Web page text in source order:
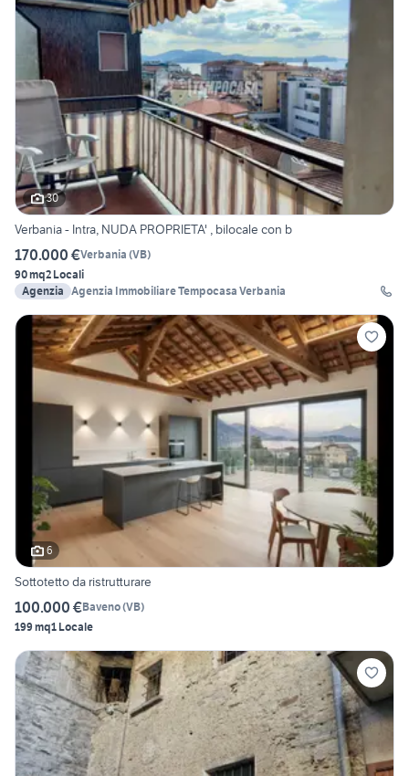
30
Verbania - Intra, NUDA PROPRIETA' , bilocale con b
170.000 €Verbania (VB)
90 mq2 Locali
Agenzia Agenzia Immobiliare Tempocasa Verbania
6
Sottotetto da ristrutturare
100.000 €Baveno(VB)
199 mq1 Locale